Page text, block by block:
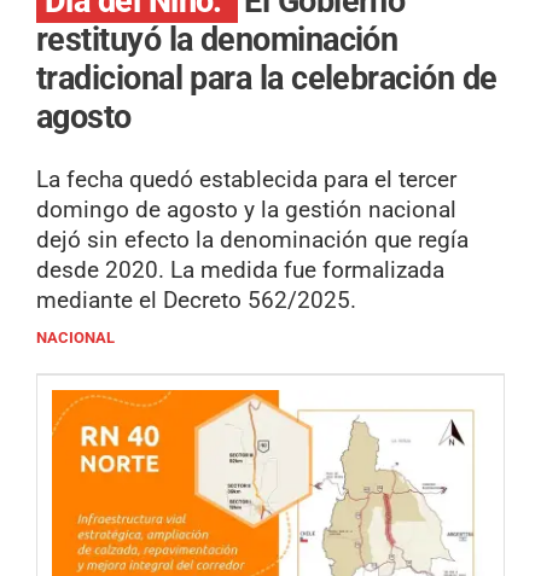
restituyó la denominación
tradicional para la celebración de
agosto
La fecha quedó establecida para el tercer
domingo de agosto y la gestión nacional
dejó sin efecto la denominación que regía
desde 2020. La medida fue formalizada
mediante el Decreto 562/2025.
NACIONAL